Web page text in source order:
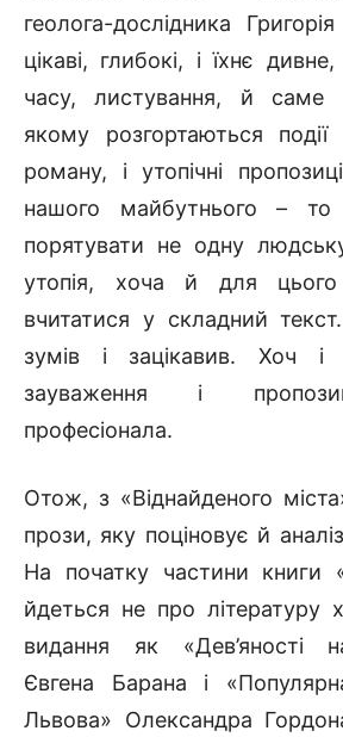
геолога-дослідника
цікаві, глибокі, і їхнє
часу, листування, й саме
якому розгортаються події
роману, і утопічні
нашого майбутнього –
порятувати не одну
утопія, хоча й для
вчитатися у складний
зумів і зацікавив. Хоч і
зауваження і
професіонала.
Отож, з «Віднайденого
прози, яку поціновує й
На початку частини книги
йдеться не про літературу
видання як «Дев’яності
Євгена Барана і
Львова» Олександра